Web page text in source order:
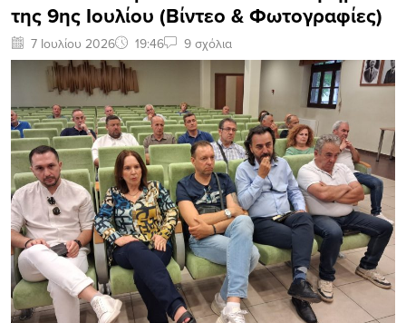
της 9ης Ιουλίου (Βίντεο & Φωτογραφίες)
7 Ιουλίου 2026 19:46 9 σχόλια